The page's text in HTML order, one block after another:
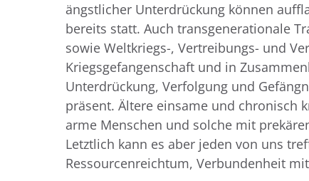
ängstlicher Unterdrückung können
bereits statt. Auch transgenerationale
sowie Weltkriegs-, Vertreibungs- und
Kriegsgefangenschaft und in
Unterdrückung, Verfolgung und
präsent. Ältere einsame und chronisch
arme Menschen und solche mit
Letztlich kann es aber jeden von uns
Ressourcenreichtum, Verbundenheit